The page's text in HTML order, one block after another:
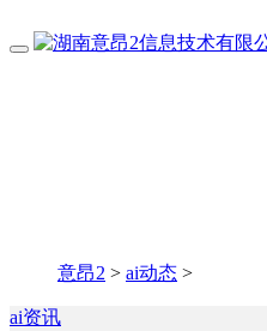
意昂2 > ai动态 >
ai资讯